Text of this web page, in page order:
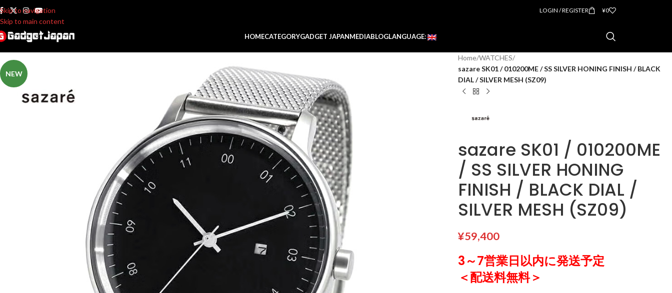
Skip to navigation
Skip to main content
LOGIN / REGISTER ¥0
HOMECATEGORYGADGET JAPANMEDIABLOGLANGUAGE:
NEW
Home/WATCHES/
sazare SK01 / 010200ME / SS SILVER HONING FINISH / BLACK
DIAL / SILVER MESH (SZ09)
sazare SK01 / 010200ME
/ SS SILVER HONING
FINISH / BLACK DIAL /
SILVER MESH (SZ09)
¥59,400
3～7営業日以内に発送予定
＜配送料無料＞